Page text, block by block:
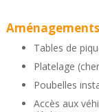
Aménagements
Tables de
Platelage
Poubelles
Accès aux